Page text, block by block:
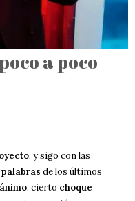
a poco
, y sigo con las
palabras de los últimos
ánimo, cierto choque